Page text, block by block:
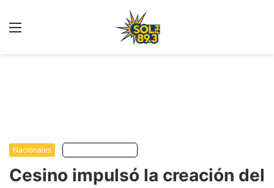
Nacionales
Cesino impulsó la creación del